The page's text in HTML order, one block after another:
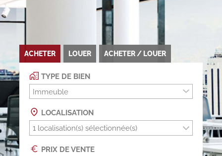
ACHETER LOUER ACHETER / LOUER
TYPE DE BIEN
Immeuble
LOCALISATION
PRIX DE VENTE